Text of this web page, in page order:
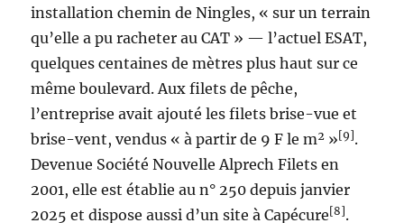
installation chemin de Ningles, « sur un terrain
qu’elle a pu racheter au CAT » — l’actuel ESAT,
quelques centaines de mètres plus haut sur ce
même boulevard. Aux filets de pêche,
l’entreprise avait ajouté les filets brise-vue et
brise-vent, vendus « à partir de 9 F le m² »[9].
Devenue Société Nouvelle Alprech Filets en
2001, elle est établie au n° 250 depuis janvier
2025 et dispose aussi d’un site à Capécure[8].